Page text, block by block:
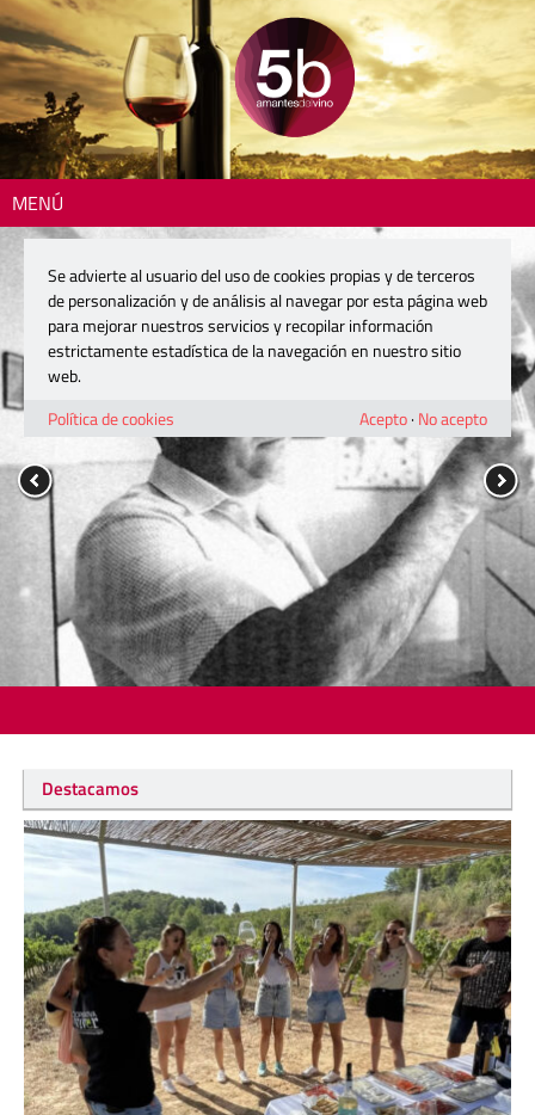
MENÚ
Destacamos
Se advierte al usuario del uso de cookies propias y de terceros
de personalización y de análisis al navegar por esta página web
para mejorar nuestros servicios y recopilar información
estrictamente estadística de la navegación en nuestro sitio
web.
Política de cookies
Acepto· No acepto